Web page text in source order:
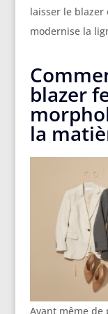
laisser le blazer
modernise la
blazer
la
Avant même de